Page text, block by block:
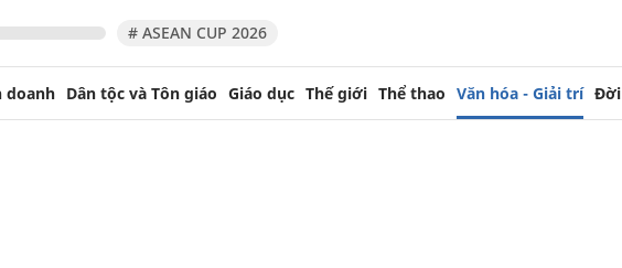
# ASEAN CUP 2026
doanh Dân tộc và Tôn giáo Giáo dục Thế giới Thể thao Văn hóa - Giải trí Đời